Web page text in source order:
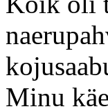
Minu